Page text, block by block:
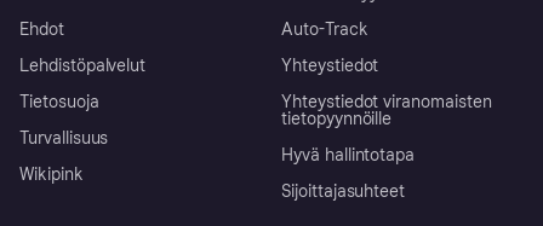
Ehdot
Lehdistöpalvelut
Tietosuoja
Turvallisuus
Wikipink
Auto-Track
Yhteystiedot
Yhteystiedot viranomaisten
tietopyynnöille
Hyvä hallintotapa
Sijoittajasuhteet